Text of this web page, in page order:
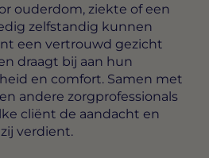
ouderdom, ziekte of een
zelfstandig kunnen
een vertrouwd gezicht
draagt bij aan hun
en comfort. Samen met
andere zorgprofessionals
cliënt de aandacht en
verdient.